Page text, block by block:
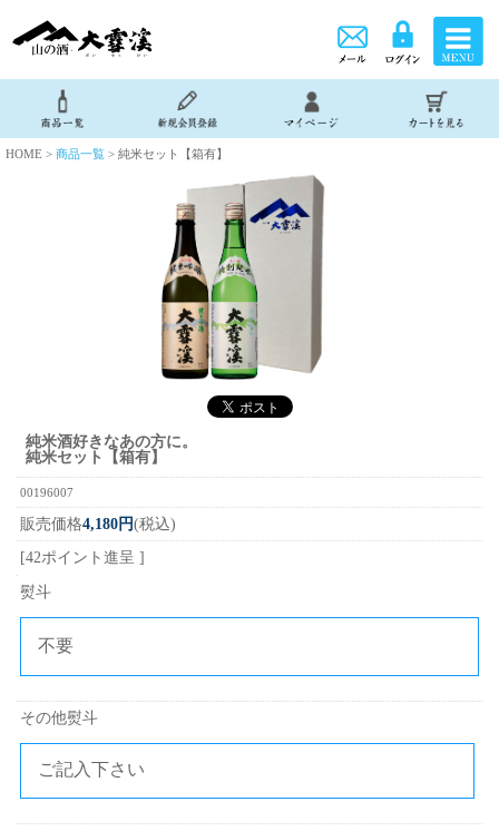
HOME > 商品一覧 > 純米セット【箱有】
純米酒好きなあの方に。
純米セット【箱有】
00196007
販売価格4,180円(税込)
[42ポイント進呈 ]
熨斗
その他熨斗